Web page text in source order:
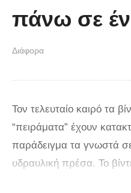
άτυχη μέρα στη
πάνω σε
Διάφορα
Τον τελευταίο καιρό τα
“πειράματα” έχουν
παράδειγμα τα γνωστά
υδραυλική πρέσα. Το